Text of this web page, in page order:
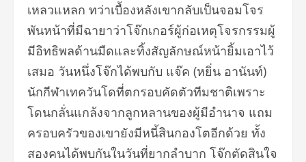
เหลวแหลก ทว่าเบื้องหลังเขากลับเป็นจอมโจร
พันหน้าที่มีฉายาว่าโจ๊กเกอร์ผู้ก่อเหตุโจรกรรมผู้
มีอิทธิพลด้านมืดและทิ้งสัญลักษณ์หน้ายิ้มเอาไว้
เสมอ วันหนึ่งโจ๊กได้พบกับ แจ๊ค (หยิ่น อานันท์)
นักกีฬาเทควันโดที่ตกรอบคัดตัวทีมชาติเพราะ
โดนกลั่นแกล้งจากลูกหลานของผู้มีอำนาจ แถม
ครอบครัวของเขายังมีหนี้สินกองโตอีกด้วย ทั้ง
สองคนได้พบกันในวันที่ยากลำบาก โจ๊กตัดสินใจ